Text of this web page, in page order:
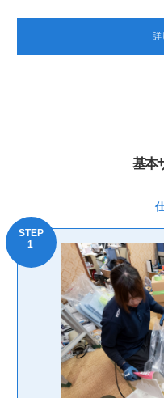
詳
基本